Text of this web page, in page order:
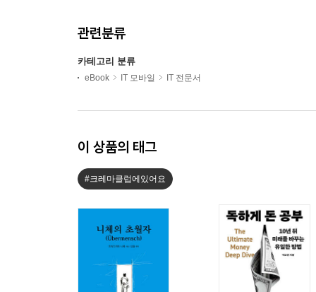
관련분류
카테고리 분류
eBook IT 모바일 IT 전문서
이 상품의 태그
#크레마클럽에있어요